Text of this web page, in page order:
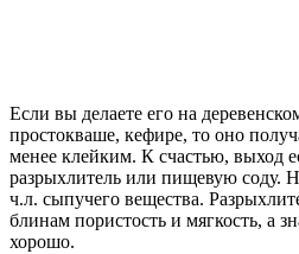
Если вы делаете его на
простокваше, кефире, то оно
менее клейким. К счастью, выход
разрыхлитель или пищевую соду.
ч.л. сыпучего вещества.
блинам пористость и мягкость, а
хорошо.